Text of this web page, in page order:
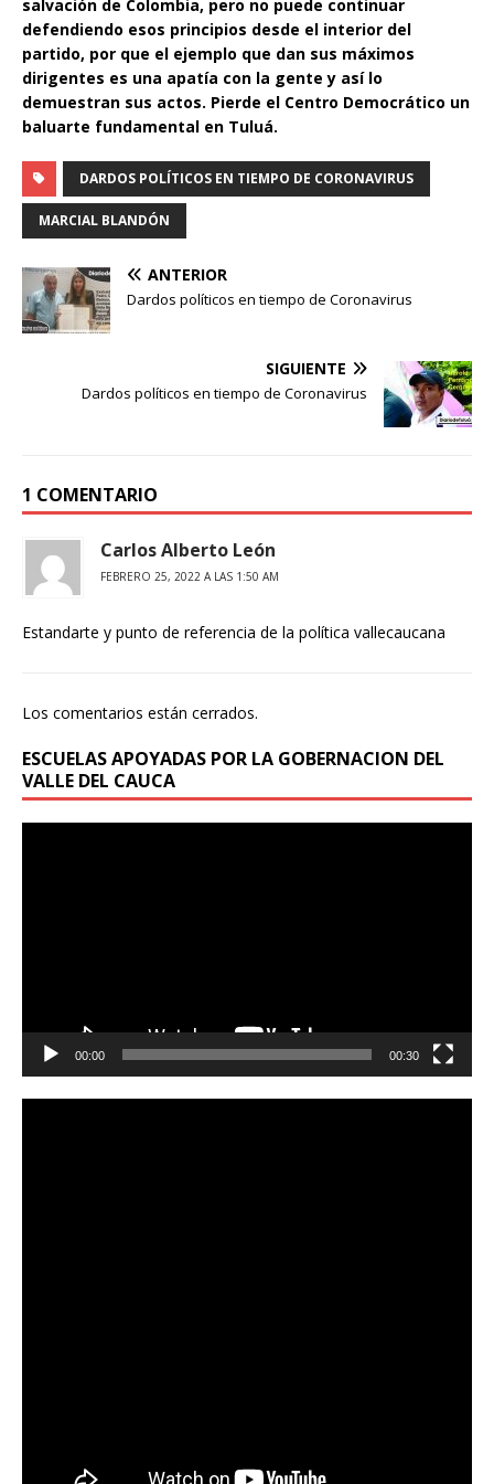
salvación de Colombia, pero no puede continuar
defendiendo esos principios desde el interior del
partido, por que el ejemplo que dan sus máximos
dirigentes es una apatía con la gente y así lo
demuestran sus actos. Pierde el Centro Democrático un
baluarte fundamental en Tuluá.
DARDOS POLÍTICOS EN TIEMPO DE CORONAVIRUS
MARCIAL BLANDÓN
ANTERIOR
Dardos políticos en tiempo de Coronavirus
SIGUIENTE
Dardos políticos en tiempo de Coronavirus
1 COMENTARIO
Carlos Alberto León
FEBRERO 25, 2022 A LAS 1:50 AM
Estandarte y punto de referencia de la política vallecaucana
Los comentarios están cerrados.
ESCUELAS APOYADAS POR LA GOBERNACION DEL
VALLE DEL CAUCA
00:00 00:30